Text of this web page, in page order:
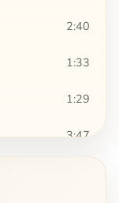
2:40
1:33
1:29
3:47